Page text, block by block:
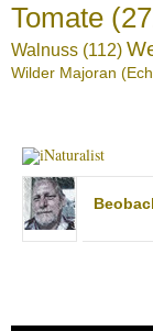
Tomate
Walnuss (112)
Wilder Majoran